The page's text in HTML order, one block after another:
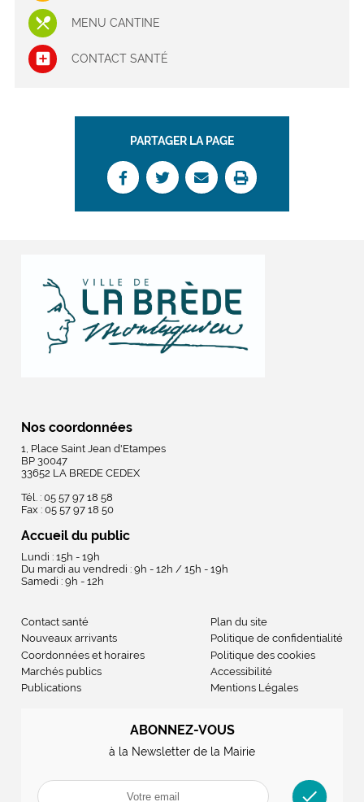
MENU CANTINE
CONTACT SANTÉ
PARTAGER LA PAGE
Nos coordonnées
1, Place Saint Jean d'Etampes
BP 30047
33652 LA BREDE CEDEX
Tél. : 05 57 97 18 58
Fax : 05 57 97 18 50
Accueil du public
Lundi : 15h - 19h
Du mardi au vendredi : 9h - 12h / 15h - 19h
Samedi : 9h - 12h
Contact santé
Nouveaux arrivants
Coordonnées et horaires
Marchés publics
Publications
Plan du site
Politique de confidentialité
Politique des cookies
Accessibilité
Mentions Légales
ABONNEZ-VOUS
à la Newsletter de la Mairie
check